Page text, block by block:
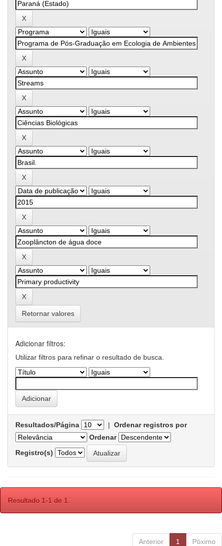
Retornar valores
Adicionar filtros:
Utilizar filtros para refinar o resultado de busca.
Resultados/Página | Ordenar registros por
Ordenar
Registro(s)
Resultado 1-1 de 1.
Anterior 1 Póximo